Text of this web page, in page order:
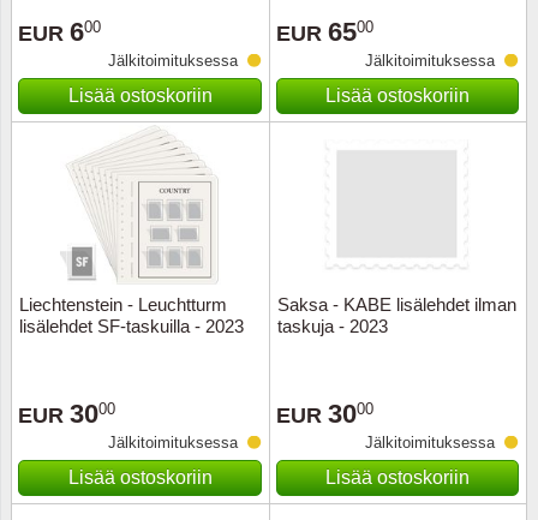
EUR 600
Jälkitoimituksessa
Lisää ostoskoriin
EUR 6500
Jälkitoimituksessa
Lisää ostoskoriin
Liechtenstein - Leuchtturm
lisälehdet SF-taskuilla - 2023
EUR 3000
Jälkitoimituksessa
Lisää ostoskoriin
Saksa - KABE lisälehdet ilman
taskuja - 2023
EUR 3000
Jälkitoimituksessa
Lisää ostoskoriin